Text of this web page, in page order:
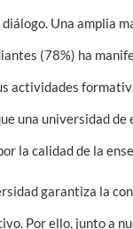
Una amplia
(78%) ha
actividades
una universidad de
la calidad de la
garantiza la
Por ello, junto a